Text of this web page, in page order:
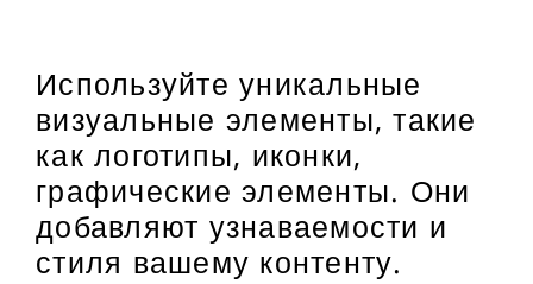
Используйте уникальные
визуальные элементы, такие
как логотипы, иконки,
графические элементы. Они
добавляют узнаваемости и
стиля вашему контенту.